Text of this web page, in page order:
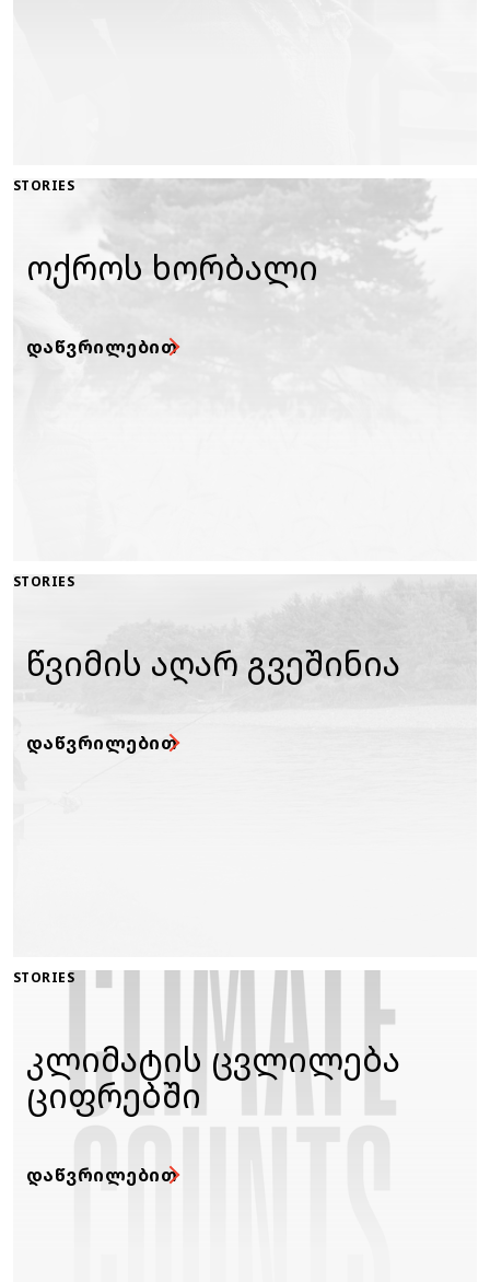
STORIES
ოქროს ხორბალი
ᲓᲐᲬᲕᲠᲘᲚᲔᲑᲘᲗ
STORIES
წვიმის აღარ გვეშინია
ᲓᲐᲬᲕᲠᲘᲚᲔᲑᲘᲗ
STORIES
კლიმატის ცვლილება
ციფრებში
ᲓᲐᲬᲕᲠᲘᲚᲔᲑᲘᲗ